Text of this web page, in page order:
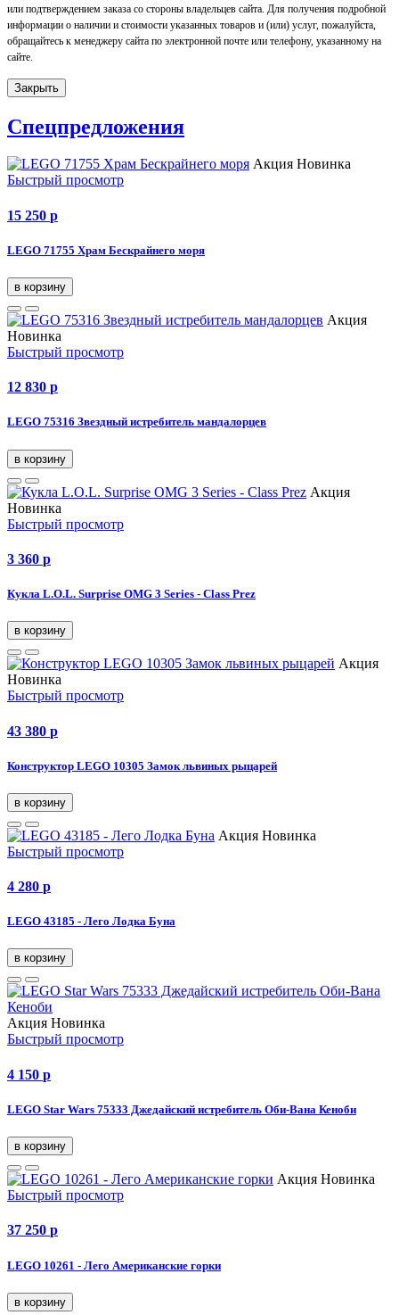
или подтверждением заказа со стороны владельцев сайта. Для получения подробной
информации о наличии и стоимости указанных товаров и (или) услуг, пожалуйста,
обращайтесь к менеджеру сайта по электронной почте или телефону, указанному на
сайте.
Закрыть
Спецпредложения
Акция Новинка
Быстрый просмотр
15 250 p
LEGO 71755 Храм Бескрайнего моря
в корзину
Акция
Новинка
Быстрый просмотр
12 830 p
LEGO 75316 Звездный истребитель мандалорцев
в корзину
Акция
Новинка
Быстрый просмотр
3 360 p
Кукла L.O.L. Surprise OMG 3 Series - Class Prez
в корзину
Акция
Новинка
Быстрый просмотр
43 380 p
Конструктор LEGO 10305 Замок львиных рыцарей
в корзину
Акция Новинка
Быстрый просмотр
4 280 p
LEGO 43185 - Лего Лодка Буна
в корзину
Акция Новинка
Быстрый просмотр
4 150 p
LEGO Star Wars 75333 Джедайский истребитель Оби-Вана Кеноби
в корзину
Акция Новинка
Быстрый просмотр
37 250 p
LEGO 10261 - Лего Американские горки
в корзину